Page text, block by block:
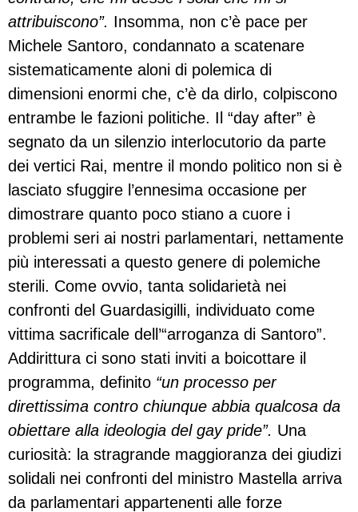
attribuiscono”. Insomma, non c’è pace per
Michele Santoro, condannato a scatenare
sistematicamente aloni di polemica di
dimensioni enormi che, c’è da dirlo, colpiscono
entrambe le fazioni politiche. Il “day after” è
segnato da un silenzio interlocutorio da parte
dei vertici Rai, mentre il mondo politico non si è
lasciato sfuggire l’ennesima occasione per
dimostrare quanto poco stiano a cuore i
problemi seri ai nostri parlamentari, nettamente
più interessati a questo genere di polemiche
sterili. Come ovvio, tanta solidarietà nei
confronti del Guardasigilli, individuato come
vittima sacrificale dell’“arroganza di Santoro”.
Addirittura ci sono stati inviti a boicottare il
programma, definito “un processo per
direttissima contro chiunque abbia qualcosa da
obiettare alla ideologia del gay pride”. Una
curiosità: la stragrande maggioranza dei giudizi
solidali nei confronti del ministro Mastella arriva
da parlamentari appartenenti alle forze